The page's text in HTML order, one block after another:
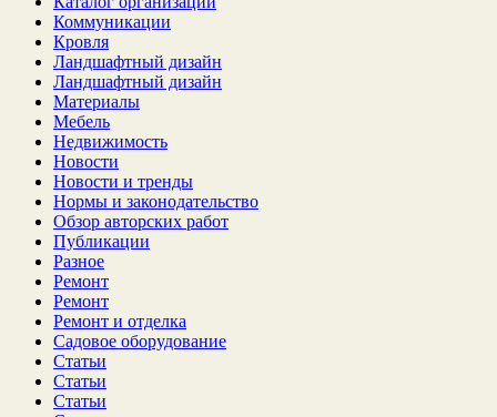
Коммуникации
Кровля
Ландшафтный дизайн
Ландшафтный дизайн
Материалы
Мебель
Недвижимость
Новости
Новости и тренды
Нормы и законодательство
Обзор авторских работ
Публикации
Разное
Ремонт
Ремонт
Ремонт и отделка
Садовое оборудование
Статьи
Статьи
Статьи